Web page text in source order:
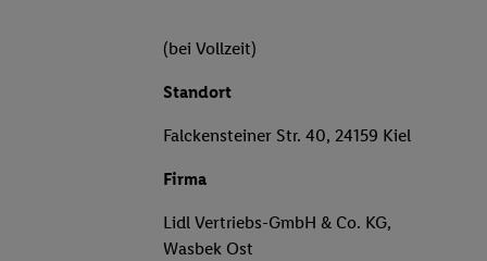
(bei Vollzeit)
Standort
Falckensteiner Str. 40, 24159 Kiel
Firma
Lidl Vertriebs-GmbH & Co. KG,
Wasbek Ost